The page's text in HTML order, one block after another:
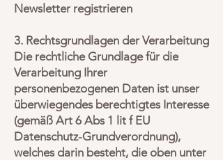
Newsletter registrieren
3. Rechtsgrundlagen der Verarbeitung
Die rechtliche Grundlage für die
Verarbeitung Ihrer
personenbezogenen Daten ist unser
überwiegendes berechtigtes Interesse
(gemäß Art 6 Abs 1 lit f EU
Datenschutz-Grundverordnung),
welches darin besteht, die oben unter